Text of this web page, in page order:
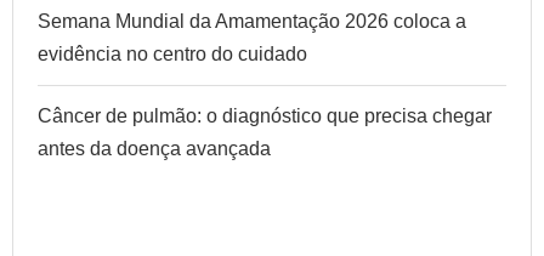
Semana Mundial da Amamentação 2026 coloca a
evidência no centro do cuidado
Câncer de pulmão: o diagnóstico que precisa chegar
antes da doença avançada